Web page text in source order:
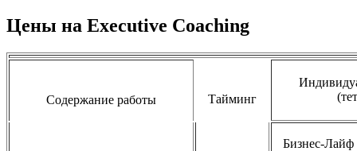
Цены на Executive Coaching
Содержание работы Тайминг
Бизнес-Лайф